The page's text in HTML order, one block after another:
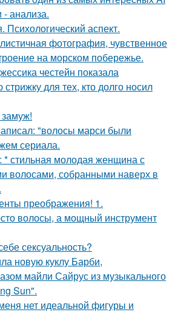
анализа.
аспект.
фотография, чувственное
на морском побережье.
честейн показала
для тех, кто долго носил
"волосы марси были
сериала.
* стильная молодая женщина с
волосами, собранными наверх в
преображения! 1.
волосы, а мощный инструмент
сексуальность?
новую куклу Барби,
майли Сайрус из музыкального
Sun".
нет идеальной фигуры и